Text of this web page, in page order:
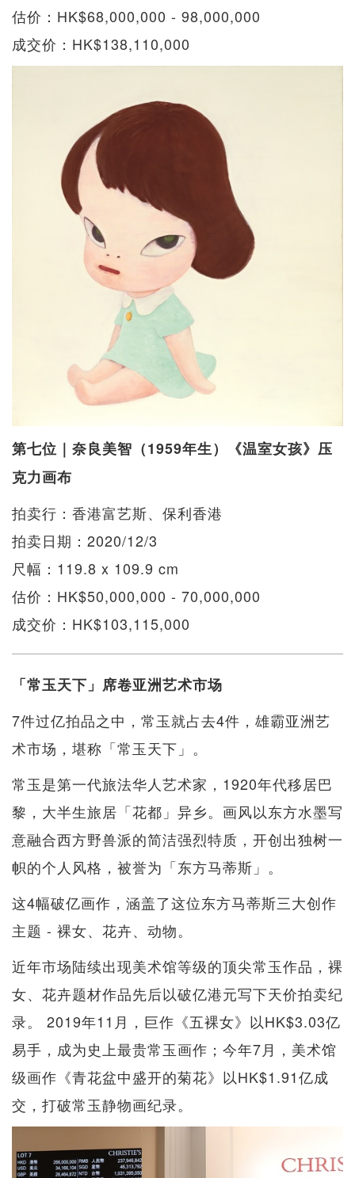
估价：HK$68,000,000 - 98,000,000
成交价：HK$138,110,000
第七位｜奈良美智（1959年生）《温室女孩》压
克力画布
拍卖行：香港富艺斯、保利香港
拍卖日期：2020/12/3
尺幅：119.8 x 109.9 cm
估价：HK$50,000,000 - 70,000,000
成交价：HK$103,115,000
「常玉天下」席卷亚洲艺术市场
7件过亿拍品之中，常玉就占去4件，雄霸亚洲艺
术市场，堪称「常玉天下」。
常玉是第一代旅法华人艺术家，1920年代移居巴
黎，大半生旅居「花都」异乡。画风以东方水墨写
意融合西方野兽派的简洁强烈特质，开创出独树一
帜的个人风格，被誉为「东方马蒂斯」。
这4幅破亿画作，涵盖了这位东方马蒂斯三大创作
主题 - 裸女、花卉、动物。
近年市场陆续出现美术馆等级的顶尖常玉作品，裸
女、花卉题材作品先后以破亿港元写下天价拍卖纪
录。 2019年11月，巨作《五裸女》以HK$3.03亿
易手，成为史上最贵常玉画作；今年7月，美术馆
级画作《青花盆中盛开的菊花》以HK$1.91亿成
交，打破常玉静物画纪录。